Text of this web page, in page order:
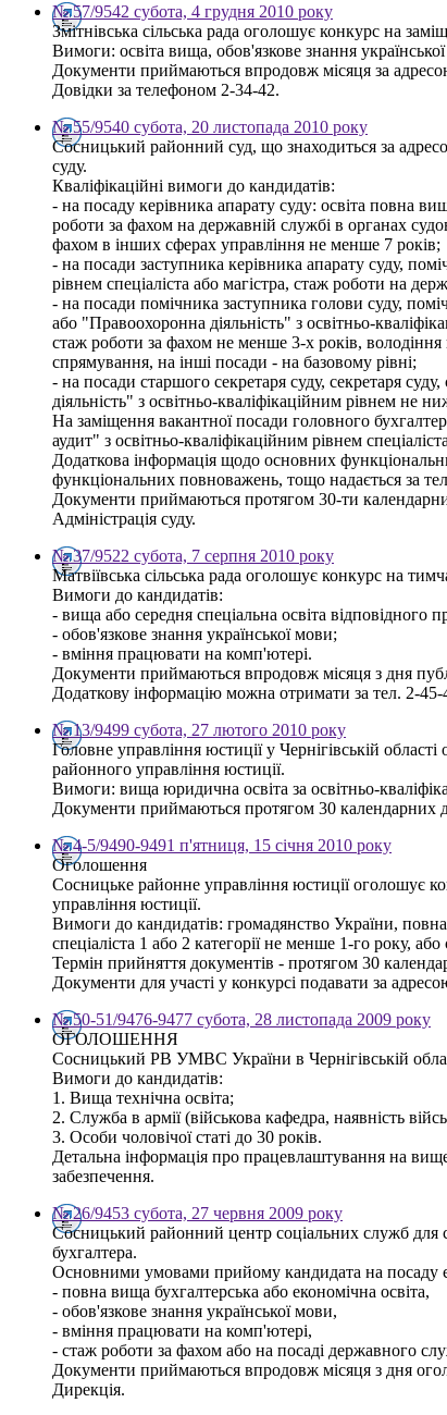
№ 57/9542 субота, 4 грудня 2010 року
Змітнівська сільська рада оголошує конкурс на
Вимоги: освіта вища, обов'язкове знання
Документи приймаються впродовж місяця за
Довідки за телефоном 2-34-42.
№ 55/9540 субота, 20 листопада 2010 року
Сосницький районний суд, що знаходиться за
суду.
Кваліфікаційні вимоги до кандидатів:
- на посаду керівника апарату суду: освіта повна
роботи за фахом на державній службі в органах
фахом в інших сферах управління не менше 7 років;
- на посади заступника керівника апарату суду,
рівнем спеціаліста або магістра, стаж роботи на
- на посади помічника заступника голови суду,
або "Правоохоронна діяльність" з освітньо-
стаж роботи за фахом не менше 3-х років,
спрямування, на інші посади - на базовому рівні;
- на посади старшого секретаря суду, секретаря
діяльність" з освітньо-кваліфікаційним рівнем не
На заміщення вакантної посади головного
аудит" з освітньо-кваліфікаційним рівнем
Додаткова інформація щодо основних
функціональних повноважень, тощо надається за
Документи приймаються протягом 30-ти
Адміністрація суду.
№ 37/9522 субота, 7 серпня 2010 року
Матвіївська сільська рада оголошує конкурс на
Вимоги до кандидатів:
- вища або середня спеціальна освіта відповідного
- обов'язкове знання української мови;
- вміння працювати на комп'ютері.
Документи приймаються впродовж місяця з дня
Додаткову інформацію можна отримати за тел. 2-45-
№ 13/9499 субота, 27 лютого 2010 року
Головне управління юстиції у Чернігівській
районного управління юстиції.
Вимоги: вища юридична освіта за освітньо-
Документи приймаються протягом 30 календарних
№ 4-5/9490-9491 п'ятниця, 15 січня 2010 року
Оголошення
Сосницьке районне управління юстиції оголошує
управління юстиції.
Вимоги до кандидатів: громадянство України,
спеціаліста 1 або 2 категорії не менше 1-го року,
Термін прийняття документів - протягом 30
Документи для участі у конкурсі подавати за
№ 50-51/9476-9477 субота, 28 листопада 2009 року
ОГОЛОШЕННЯ
Сосницький РВ УМВС України в Чернігівській
Вимоги до кандидатів:
1. Вища технічна освіта;
2. Служба в армії (військова кафедра, наявність
3. Особи чоловічої статі до 30 років.
Детальна інформація про працевлаштування на
забезпечення.
№ 26/9453 субота, 27 червня 2009 року
Сосницький районний центр соціальних служб для
бухгалтера.
Основними умовами прийому кандидата на посаду
- повна вища бухгалтерська або економічна освіта,
- обов'язкове знання української мови,
- вміння працювати на комп'ютері,
- стаж роботи за фахом або на посаді державного
Документи приймаються впродовж місяця з дня
Дирекція.